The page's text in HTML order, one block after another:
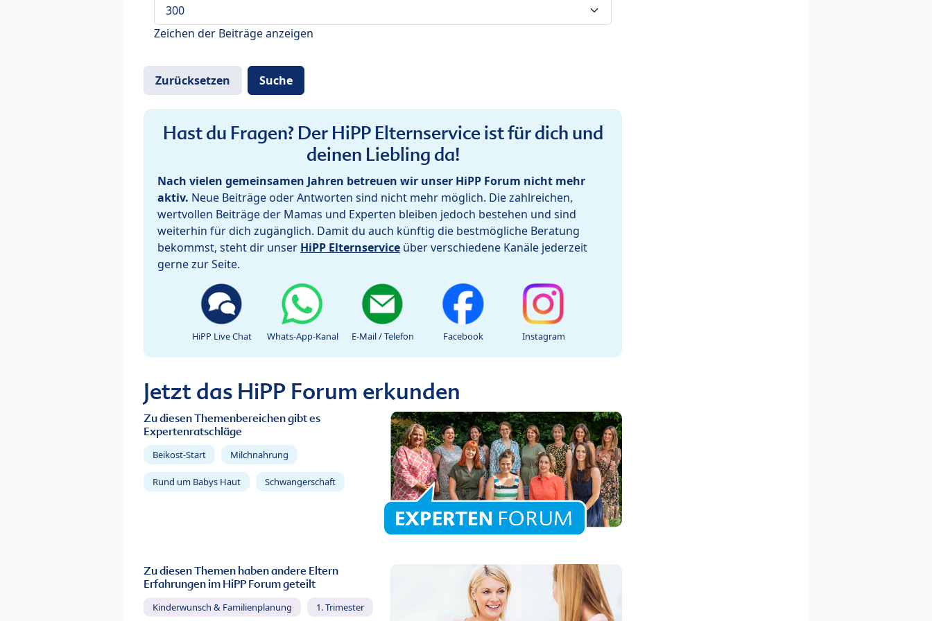
Zeichen der Beiträge anzeigen
Hast du Fragen? Der HiPP Elternservice ist für dich und
deinen Liebling da!
Nach vielen gemeinsamen Jahren betreuen wir unser HiPP Forum nicht mehr
aktiv. Neue Beiträge oder Antworten sind nicht mehr möglich. Die zahlreichen,
wertvollen Beiträge der Mamas und Experten bleiben jedoch bestehen und sind
weiterhin für dich zugänglich. Damit du auch künftig die bestmögliche Beratung
bekommst, steht dir unser HiPP Elternservice über verschiedene Kanäle jederzeit
gerne zur Seite.
HiPP Live Chat Whats-App-Kanal E-Mail / Telefon Facebook Instagram
Jetzt das HiPP Forum erkunden
Zu diesen Themenbereichen gibt es
Expertenratschläge
Beikost-Start Milchnahrung
Rund um Babys Haut Schwangerschaft
Zu diesen Themen haben andere Eltern
Erfahrungen im HiPP Forum geteilt
Kinderwunsch & Familienplanung 1. Trimester